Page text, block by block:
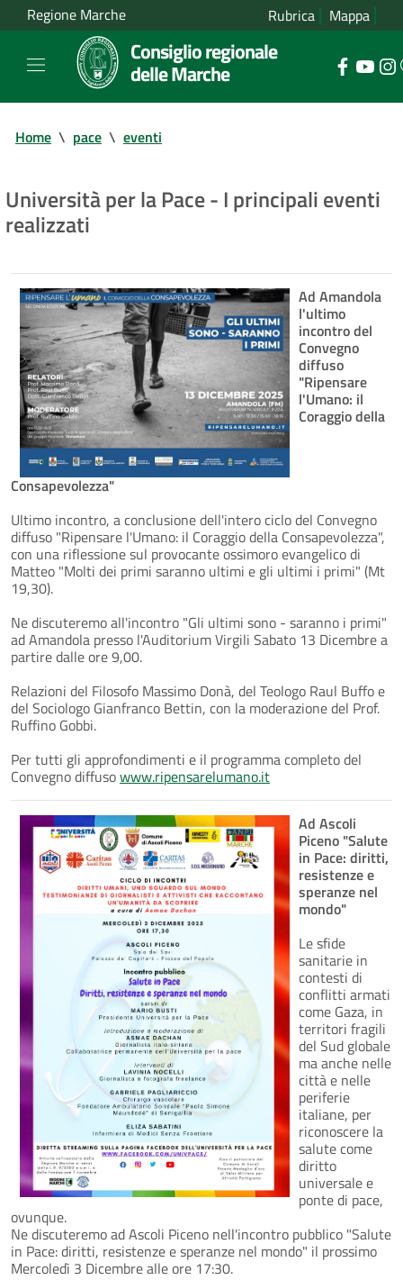
Regione Marche Rubrica Mappa
Consiglio regionale
delle Marche
Home \ pace \ eventi
Università per la Pace - I principali eventi
realizzati
Ad Amandola
l'ultimo
incontro del
Convegno
diffuso
"Ripensare
l'Umano: il
Coraggio della
Consapevolezza"
Ultimo incontro, a conclusione dell'intero ciclo del Convegno
diffuso "Ripensare l'Umano: il Coraggio della Consapevolezza",
con una riflessione sul provocante ossimoro evangelico di
Matteo "Molti dei primi saranno ultimi e gli ultimi i primi" (Mt
19,30).
Ne discuteremo all'incontro "Gli ultimi sono - saranno i primi"
ad Amandola presso l'Auditorium Virgili Sabato 13 Dicembre a
partire dalle ore 9,00.
Relazioni del Filosofo Massimo Donà, del Teologo Raul Buffo e
del Sociologo Gianfranco Bettin, con la moderazione del Prof.
Ruffino Gobbi.
Per tutti gli approfondimenti e il programma completo del
Convegno diffusowww.ripensarelumano.it
Ad Ascoli
Piceno "Salute
in Pace: diritti,
resistenze e
speranze nel
mondo"
Le sfide
sanitarie in
contesti di
conflitti armati
come Gaza, in
territori fragili
del Sud globale
ma anche nelle
città e nelle
periferie
italiane, per
riconoscere la
salute come
diritto
universale e
ponte di pace,
ovunque.
Ne discuteremo ad Ascoli Piceno nell'incontro pubblico "Salute
in Pace: diritti, resistenze e speranze nel mondo" il prossimo
Mercoledì 3 Dicembre alle ore 17:30.